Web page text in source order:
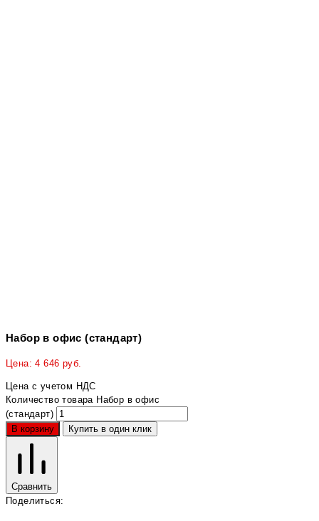
Набор в офис (стандарт)
Цена:4 646 руб.
Цена с учетом НДС
Количество товара Набор в офис
(стандарт)
В корзину
Купить в один клик
Сравнить
Поделиться: